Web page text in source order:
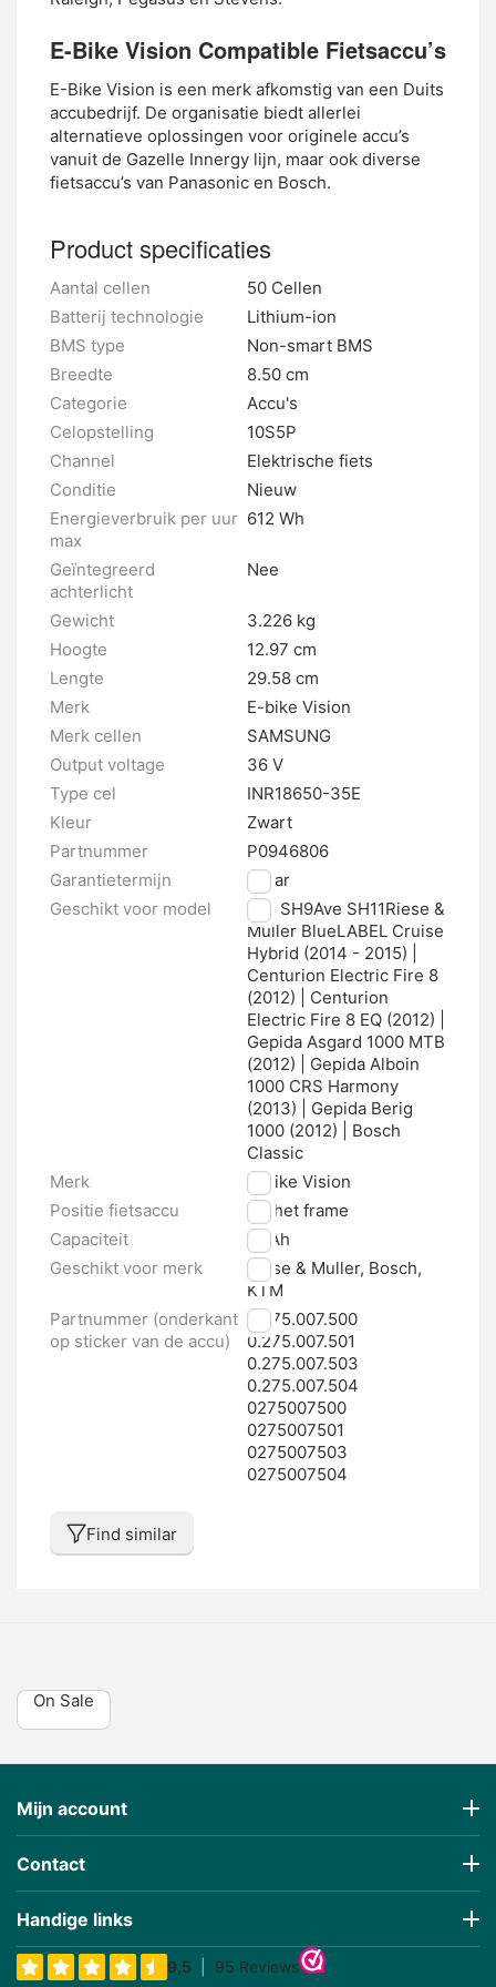
E-Bike Vision Compatible Fietsaccu’s
E-Bike Vision is een merk afkomstig van een Duits
accubedrijf. De organisatie biedt allerlei
alternatieve oplossingen voor originele accu’s
vanuit de Gazelle Innergy lijn, maar ook diverse
fietsaccu’s van Panasonic en Bosch.
Product specificaties
Aantal cellen
50 Cellen
Batterij technologie
Lithium-ion
BMS type
Non-smart BMS
Breedte
8.50 cm
Categorie
Accu's
Celopstelling
10S5P
Channel
Elektrische fiets
Conditie
Nieuw
Energieverbruik per uur
max
612 Wh
Geïntegreerd
achterlicht
Nee
Gewicht
3.226 kg
Hoogte
12.97 cm
Lengte
29.58 cm
Merk
E-bike Vision
Merk cellen
SAMSUNG
Output voltage
36 V
Type cel
INR18650-35E
Kleur
Zwart
Partnummer
P0946806
Garantietermijn
2 jaar
Geschikt voor model
Ave SH9Ave SH11Riese &
Müller BlueLABEL Cruise
Hybrid (2014 - 2015) |
Centurion Electric Fire 8
(2012) | Centurion
Electric Fire 8 EQ (2012) |
Gepida Asgard 1000 MTB
(2012) | Gepida Alboin
1000 CRS Harmony
(2013) | Gepida Berig
1000 (2012) | Bosch
Classic
Merk
E-bike Vision
Positie fietsaccu
Op het frame
Capaciteit
17 Ah
Geschikt voor merk
Riese & Muller, Bosch,
KTM
Partnummer (onderkant
op sticker van de accu)
0.275.007.500
0.275.007.501
0.275.007.503
0.275.007.504
0275007500
0275007501
0275007503
0275007504
Find similar
On Sale
€357,77
Prijs incl BTW
Mijn account
Contact
Handige links